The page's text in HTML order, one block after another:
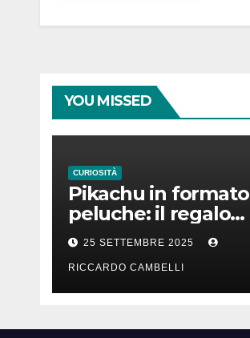
YOU MISSED
CURIOSITÀ
Pikachu in formato
peluche: il regalo
perfetto per ogni
fan dei Pokémon
25 SETTEMBRE 2025
RICCARDO CAMBELLI